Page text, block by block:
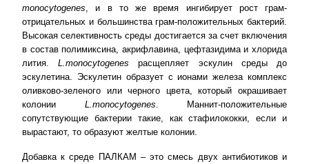
monocytogenes, и в то же время ингибирует рост грам-
отрицательных и большинства грам-положительных бактерий.
Высокая селективность среды достигается за счет включения
в состав полимиксина, акрифлавина, цефтазидима и хлорида
лития.L.monocytogenes
расщепляет эскулин среды до
эскулетина. Эскулетин образует с ионами железа комплекс
оливково-зеленого или черного цвета, который окрашивает
колонии L.monocytogenes. Маннит-положительные
сопутствующие бактерии такие, как стафилококки, если и
вырастают, то образуют желтые колонии.
Добавка к среде ПАЛКАМ – это смесь двух антибиотиков и